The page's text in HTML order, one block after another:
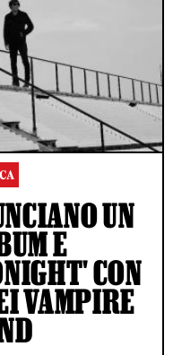
UN
E
CON
VAMPIRE